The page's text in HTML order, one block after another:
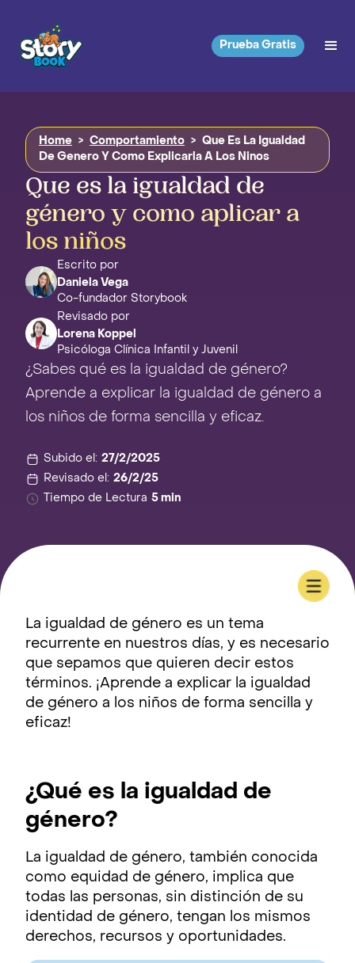
Prueba Gratis
Home > Comportamiento >
Que Es La Igualdad
De Genero Y Como Explicarla A Los Ninos
Que es la igualdad de
género y como aplicar a
los niños
Escrito por
Daniela Vega
Co-fundador Storybook
Revisado por
Lorena Koppel
Psicóloga Clínica Infantil y Juvenil
¿Sabes qué es la igualdad de género?
Aprende a explicar la igualdad de género a
los niños de forma sencilla y eficaz.
Subido el: 27/2/2025
Revisado el: 26/2/25
Tiempo de Lectura 5 min
La igualdad de género es un tema
recurrente en nuestros días, y es necesario
que sepamos que quieren decir estos
términos. ¡Aprende a explicar la igualdad
de género a los niños de forma sencilla y
eficaz!
¿Qué es la igualdad de
género?
La igualdad de género, también conocida
como equidad de género, implica que
todas las personas, sin distinción de su
identidad de género, tengan los mismos
derechos, recursos y oportunidades.